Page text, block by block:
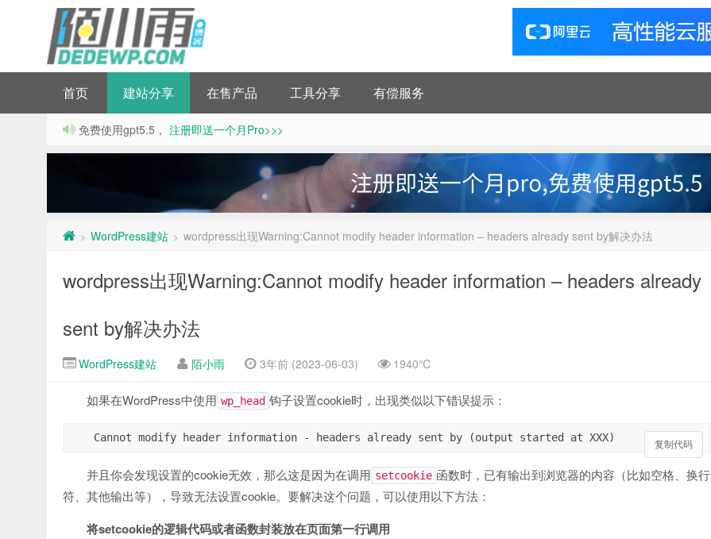
首页 建站分享 在售产品 工具分享 有偿服务
免费使用gpt5.5， 注册即送一个月Pro>>>
> WordPress建站 > wordpress出现Warning:Cannot modify header information – headers already sent by解决办法
wordpress出现Warning:Cannot modify header information – headers already
sent by解决办法
WordPress建站 陌小雨 3年前 (2023-06-03) 1940℃
如果在WordPress中使用 wp_head 钩子设置cookie时，出现类似以下错误提示：
复制代码
并且你会发现设置的cookie无效，那么这是因为在调用 setcookie 函数时，已有输出到浏览器的内容（比如空格、换行
符、其他输出等），导致无法设置cookie。要解决这个问题，可以使用以下方法：
将setcookie的逻辑代码或者函数封装放在页面第一行调用